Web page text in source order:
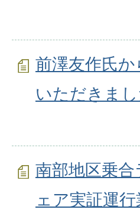
前澤友作氏か
いただきま
南部地区乗
ェア実証運